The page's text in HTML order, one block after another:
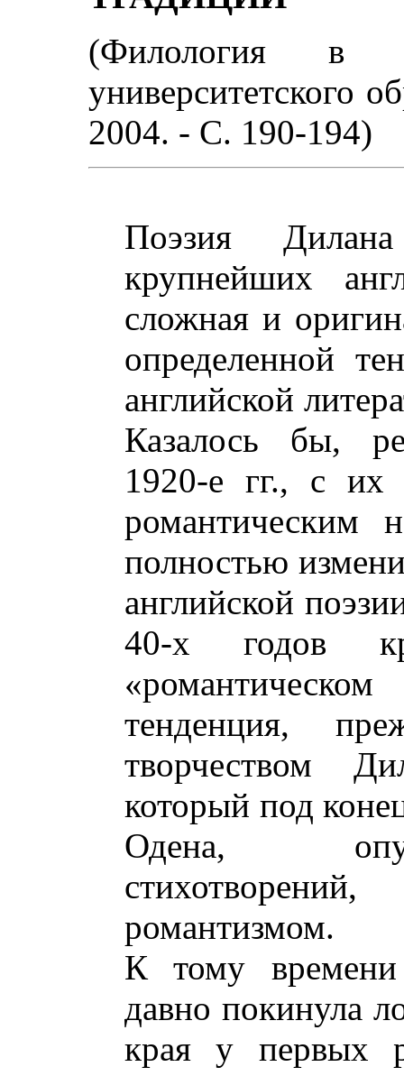
(Филология в
университетского
2004. - С. 190-194)
Поэзия
крупнейших
сложная и
определенной
английской
Казалось бы,
1920-е гг., с их
романтическим
полностью
английской
40-х годов
тенденция,
творчеством
который под
Одена,
романтизмом.
К тому времени
давно покинула
края у первых